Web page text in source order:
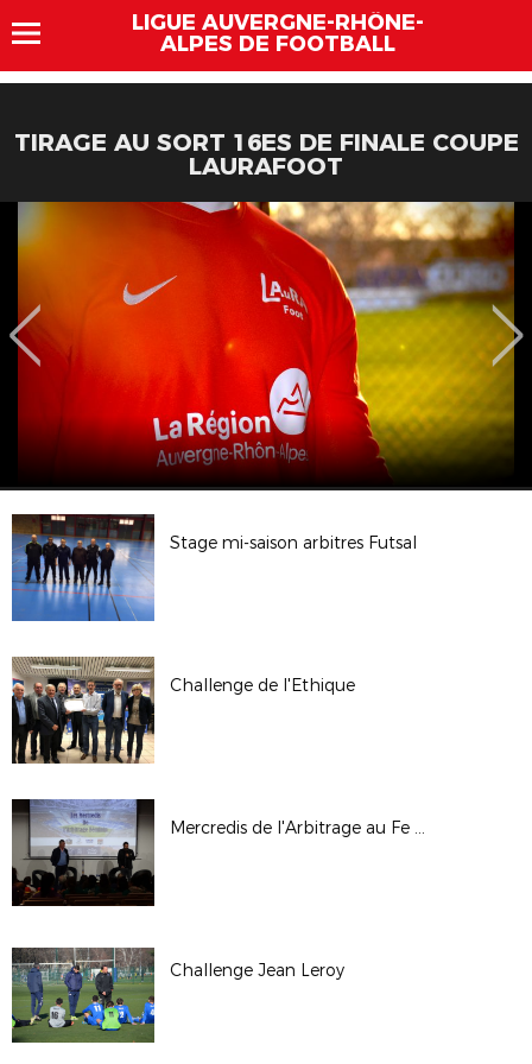
LIGUE AUVERGNE-RHÔNE-
ALPES DE FOOTBALL
TIRAGE AU SORT 16ES DE FINALE COUPE
LAURAFOOT
Stage mi-saison arbitres Futsal
Challenge de l'Ethique
Mercredis de l'Arbitrage au Fe - 31/01/18
Challenge Jean Leroy